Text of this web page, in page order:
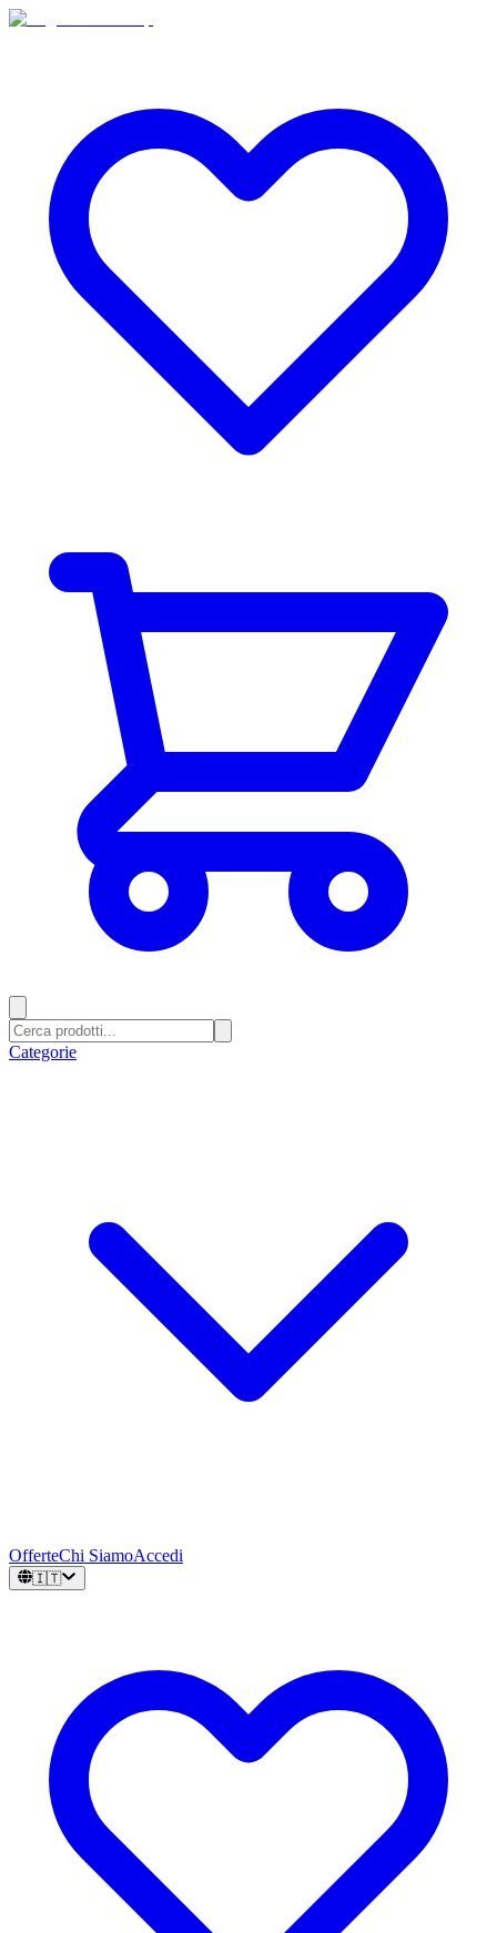
Categorie
OfferteChi SiamoAccedi
🇮🇹